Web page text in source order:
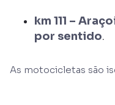
km 111 –
por sentido.
As motocicletas são